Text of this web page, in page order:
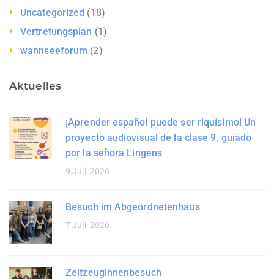
Uncategorized (18)
Vertretungsplan (1)
wannseeforum (2)
Aktuelles
¡Aprender español puede ser riquísimo! Un
proyecto audiovisual de la clase 9, guiado
por la señora Lingens
9 Juli, 2026
Besuch im Abgeordnetenhaus
7 Juli, 2026
Zeitzeuginnenbesuch